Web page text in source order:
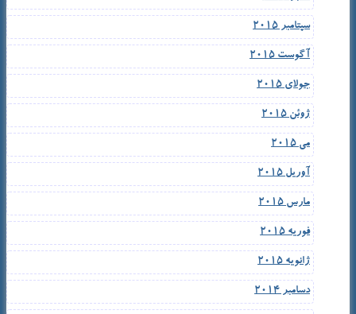
سپتامبر 2015
آگوست 2015
جولای 2015
ژوئن 2015
می 2015
آوریل 2015
مارس 2015
فوریه 2015
ژانویه 2015
دسامبر 2014